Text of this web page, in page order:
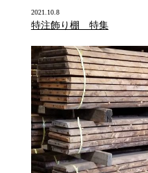
2021.10.8
特注飾り棚 特集